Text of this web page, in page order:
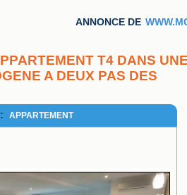
ANNONCE DE
T4 DANS
A DEUX PAS DES
APPARTEMENT